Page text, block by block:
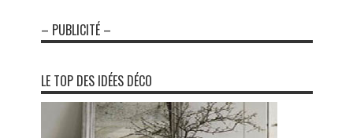
– PUBLICITÉ –
LE TOP DES IDÉES DÉCO